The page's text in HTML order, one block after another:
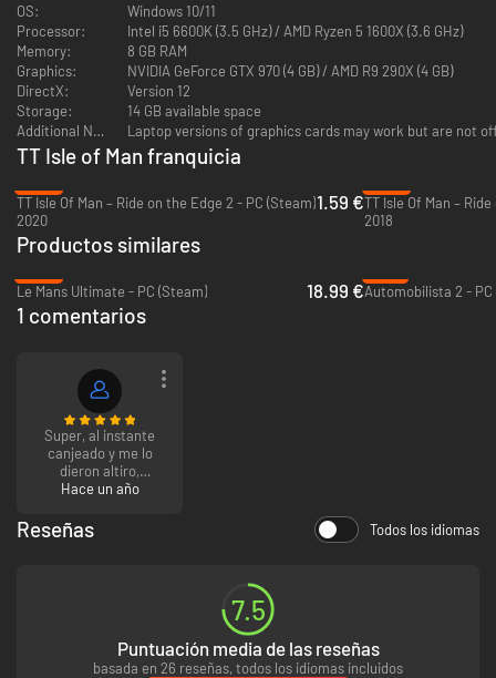
OS:
Windows 10/11
Processor:
Intel i5 6600K (3.5 GHz) / AMD Ryzen 5 1600X (3.6 GHz)
Memory:
8 GB RAM
Graphics:
NVIDIA GeForce GTX 970 (4 GB) / AMD R9 290X (4 GB)
DirectX:
Version 12
Storage:
14 GB available space
Additional Notes:
Laptop versions of graphics cards may work but are not
TT Isle of Man franquicia
TT Isle Of Man – Ride on the Edge 2 - PC (Steam)
2020
1.59 €TT Isle Of Man –
2018
Productos similares
Le Mans Ultimate - PC (Steam)
18.99 €Automobilista 2 - PC
1 comentarios
Super, al instante
canjeado y me lo
dieron altiro,
recomendadisimo
Hace un año
Reseñas Todos los idiomas
7.5
Puntuación media de las reseñas
basada en 26 reseñas, todos los idiomas incluidos